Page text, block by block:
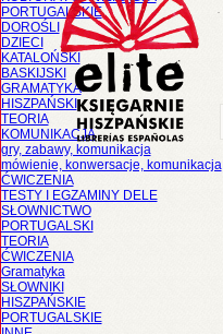
PORTUGALSKIE
DOROŚLI
DZIECI
KATALOŃSKI
BASKIJSKI
GRAMATYKA
HISZPAŃSKI
TEORIA
KOMUNIKACJA
gry, zabawy, komunikacja
mówienie, konwersacje, komunikacja
ĆWICZENIA
TESTY I EGZAMINY DELE
SŁOWNICTWO
PORTUGALSKI
TEORIA
ĆWICZENIA
Gramatyka
SŁOWNIKI
HISZPAŃSKIE
PORTUGALSKIE